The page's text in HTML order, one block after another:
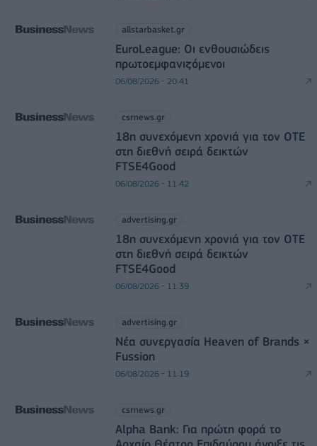
allstarbasket.gr
EuroLeague: Οι ενθουσιώδεις
πρωτοεμφανιζόμενοι
06/08/2026 - 20:41
csrnews.gr
18η συνεχόμενη χρονιά για τον ΟΤΕ
στη διεθνή σειρά δεικτών
FTSE4Good
06/08/2026 - 11:42
advertising.gr
18η συνεχόμενη χρονιά για τον ΟΤΕ
στη διεθνή σειρά δεικτών
FTSE4Good
06/08/2026 - 11:39
advertising.gr
Νέα συνεργασία Heaven of Brands ×
Fussion
06/08/2026 - 11:19
csrnews.gr
Alpha Bank: Για πρώτη φορά το